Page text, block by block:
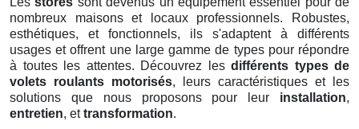
nombreux maisons et locaux professionnels. Robustes,
esthétiques, et fonctionnels, ils s'adaptent à différents
usages et offrent une large gamme de types pour répondre
à toutes les attentes. Découvrez les différents types de
volets roulants motorisés, leurs caractéristiques et les
solutions que nous proposons pour leur installation,
entretien, ettransformation.